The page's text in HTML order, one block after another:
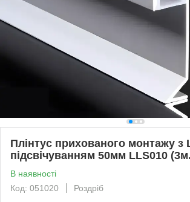
Плінтус прихованого монтажу з
підсвічуванням 50мм LLS010
В наявності
Код: 051020
Роздріб